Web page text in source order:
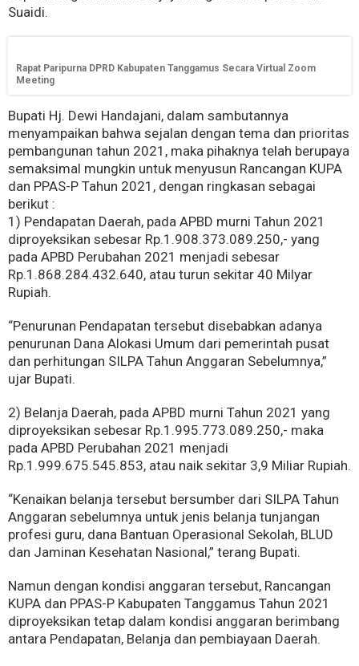
Suaidi.
Rapat Paripurna DPRD Kabupaten Tanggamus Secara Virtual Zoom
Meeting
Bupati Hj. Dewi Handajani, dalam sambutannya
menyampaikan bahwa sejalan dengan tema dan prioritas
pembangunan tahun 2021, maka pihaknya telah berupaya
semaksimal mungkin untuk menyusun Rancangan KUPA
dan PPAS-P Tahun 2021, dengan ringkasan sebagai
berikut :
1) Pendapatan Daerah, pada APBD murni Tahun 2021
diproyeksikan sebesar Rp.1.908.373.089.250,- yang
pada APBD Perubahan 2021 menjadi sebesar
Rp.1.868.284.432.640, atau turun sekitar 40 Milyar
Rupiah.
“Penurunan Pendapatan tersebut disebabkan adanya
penurunan Dana Alokasi Umum dari pemerintah pusat
dan perhitungan SILPA Tahun Anggaran Sebelumnya,”
ujar Bupati.
2) Belanja Daerah, pada APBD murni Tahun 2021 yang
diproyeksikan sebesar Rp.1.995.773.089.250,- maka
pada APBD Perubahan 2021 menjadi
Rp.1.999.675.545.853, atau naik sekitar 3,9 Miliar Rupiah.
“Kenaikan belanja tersebut bersumber dari SILPA Tahun
Anggaran sebelumnya untuk jenis belanja tunjangan
profesi guru, dana Bantuan Operasional Sekolah, BLUD
dan Jaminan Kesehatan Nasional,” terang Bupati.
Namun dengan kondisi anggaran tersebut, Rancangan
KUPA dan PPAS-P Kabupaten Tanggamus Tahun 2021
diproyeksikan tetap dalam kondisi anggaran berimbang
antara Pendapatan, Belanja dan pembiayaan Daerah.